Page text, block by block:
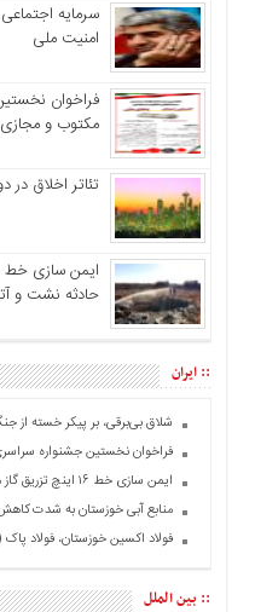
سرمایه
امنیت ملی
فراخوان
مکتوب و مجازی
تئاتر اخلاق در
حادثه نشت و
:: ایران
شلاق‌ بی‌برقی، بر پیکر خسته‌ از
فراخوان نخستین جشنواره
ایمن سازی خط ۱۶ اینچ تزریق گاز مارون در پی حادثه نشت و آتش‌سوزی
منابع آبی خوزستان به شدت
فولاد اکسین خوزستان، فولاد
:: بین الملل